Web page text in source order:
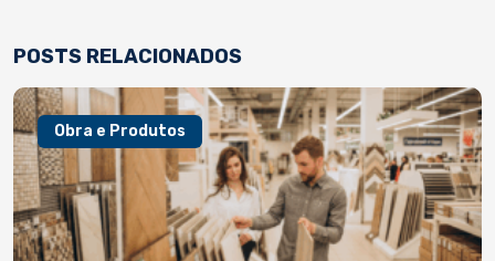
POSTS RELACIONADOS
Obra e Produtos